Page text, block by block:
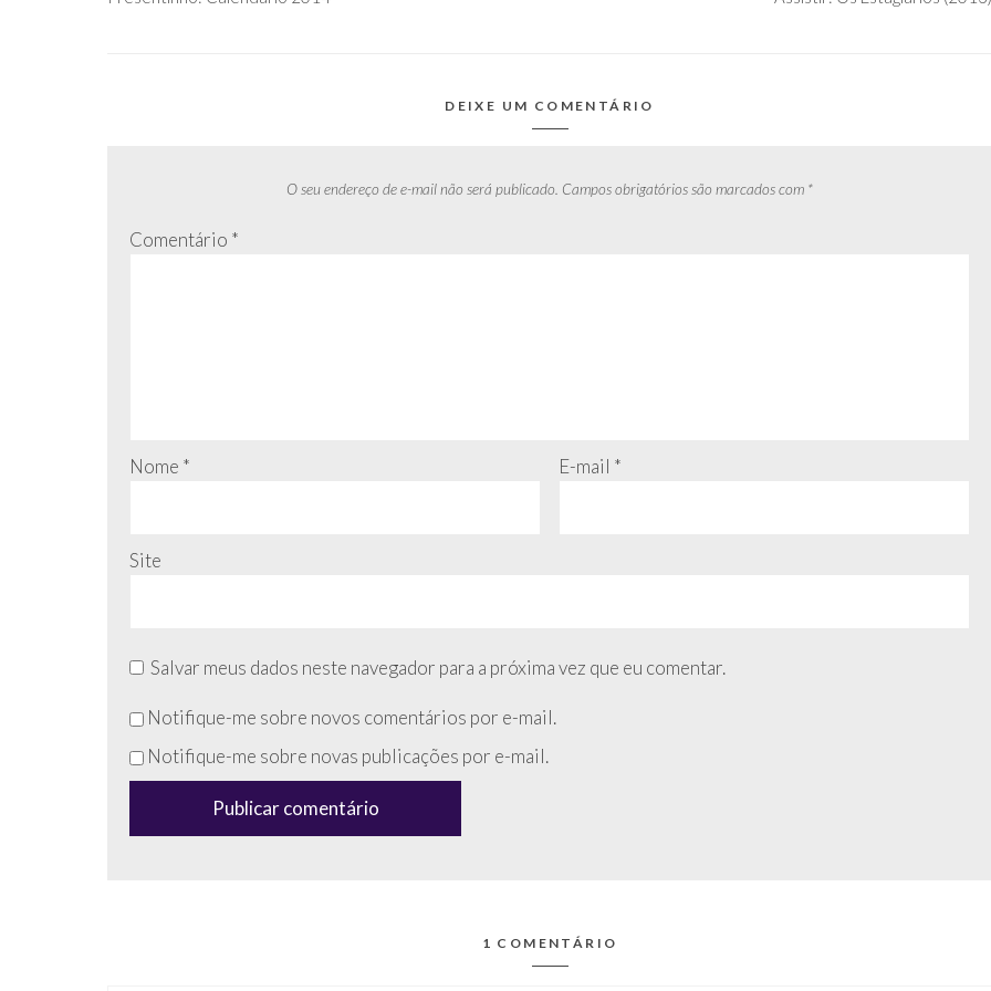
DEIXE UM COMENTÁRIO
O seu endereço de e-mail não será publicado. Campos obrigatórios são marcados com *
Comentário *
Nome * E-mail *
Site
Salvar meus dados neste navegador para a próxima vez que eu comentar.
Não
preencha
esse
Notifique-me sobre novos comentários por e-mail.
Notifique-me sobre novas publicações por e-mail.
1 COMENTÁRIO